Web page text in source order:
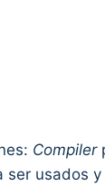
Compiler
ser usados y